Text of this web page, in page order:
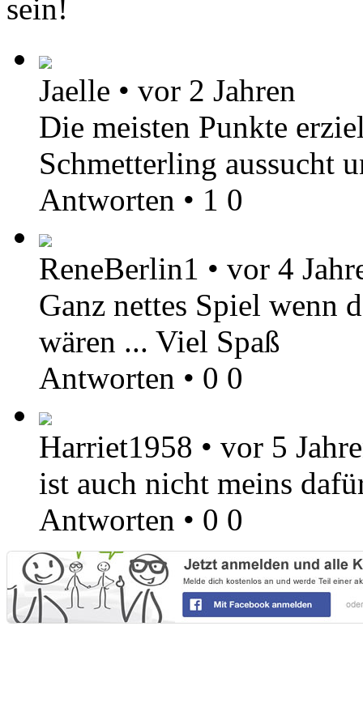
sein!
Jaelle • vor 2 Jahren
Die meisten Punkte
Schmetterling aussucht
Antworten • 1 0
ReneBerlin1 • vor 4
Ganz nettes Spiel wenn
wären ... Viel Spaß
Antworten • 0 0
Harriet1958 • vor 5
ist auch nicht meins
Antworten • 0 0